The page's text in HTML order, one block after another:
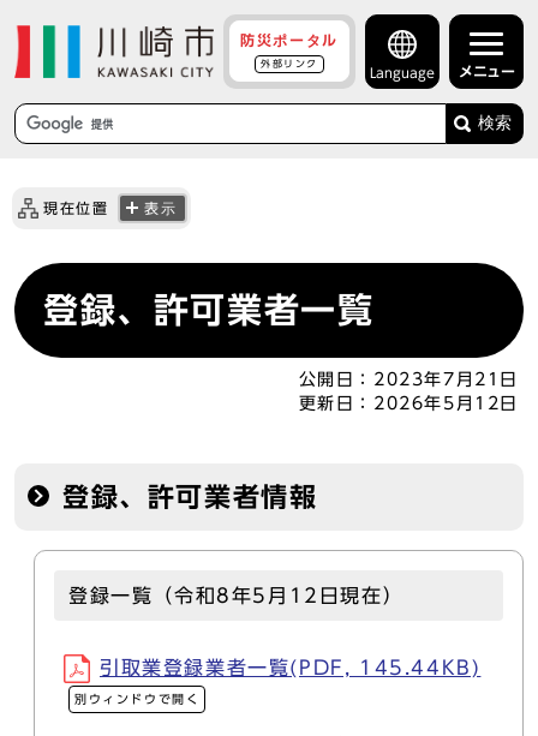
防災ポータル
外部リンク
Language メニュー
検索
現在位置 表示
登録、許可業者一覧
公開日： 2023年7月21日
更新日： 2026年5月12日
登録、許可業者情報
登録一覧（令和8年5月12日現在）
引取業登録業者一覧(PDF, 145.44KB)
別ウィンドウで開く